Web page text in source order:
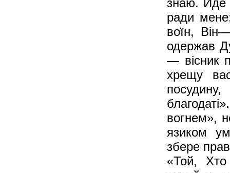
знаю. Йде
ради
воїн,
одержав
— вісник
хрещу
вогнем»,
язиком
збере
«Той,